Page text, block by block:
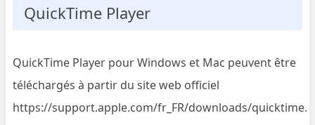
QuickTime Player
QuickTime Player pour Windows et Mac peuvent être
téléchargés à partir du site web officiel
https://support.apple.com/fr_FR/downloads/quicktime.